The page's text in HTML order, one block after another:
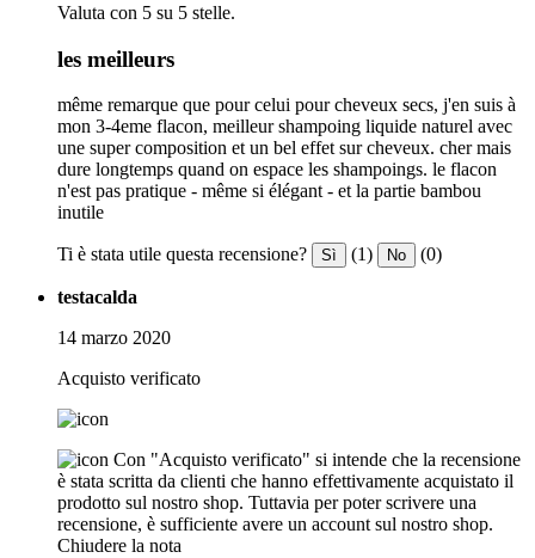
Valuta con 5 su 5 stelle.
les meilleurs
même remarque que pour celui pour cheveux secs, j'en suis à
mon 3-4eme flacon, meilleur shampoing liquide naturel avec
une super composition et un bel effet sur cheveux. cher mais
dure longtemps quand on espace les shampoings. le flacon
n'est pas pratique - même si élégant - et la partie bambou
inutile
Ti è stata utile questa recensione? Sì (1) No (0)
testacalda
14 marzo 2020
Acquisto verificato
Con "Acquisto verificato" si intende che la recensione
è stata scritta da clienti che hanno effettivamente acquistato il
prodotto sul nostro shop. Tuttavia per poter scrivere una
recensione, è sufficiente avere un account sul nostro shop.
Chiudere la nota